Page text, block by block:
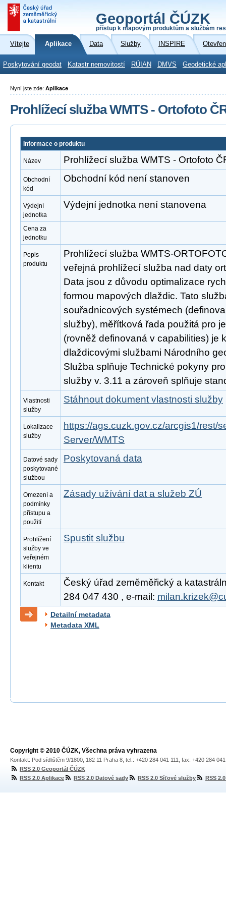
Geoportál ČÚZK
přístup k mapovým produktům a službám
Vítejte Aplikace Data Služby INSPIRE
Poskytování geodat Katastr nemovitostí RÚIAN DMVS Geodetické
Nyní jste zde: Aplikace
Prohlížecí služba WMTS - Ortofoto
Informace o produktu
Název Prohlížecí služba WMTS - Ortofoto
Obchodní
kód
Obchodní kód není stanoven
Výdejní
jednotka
Výdejní jednotka není stanovena
Cena za
jednotku
Popis
produktu
Prohlížecí služba WMTS-
veřejná prohlížecí služba nad daty
Data jsou z důvodu optimalizace
formou mapových dlaždic. Tato
souřadnicových systémech
služby), měřítková řada použitá pro
(rovněž definovaná v capabilities) je
dlaždicovými službami Národního
Služba splňuje Technické pokyny
služby v. 3.11 a zároveň splňuje
Vlastnosti
služby
Stáhnout dokument vlastnosti služby
Lokalizace
služby
https://ags.cuzk.gov.cz/arcgis1/rest/
Server/WMTS
Datové sady
poskytované
službou
Poskytovaná data
Omezení a
podmínky
přístupu a
použití
Zásady užívání dat a služeb ZÚ
Prohlížení
služby ve
veřejném
klientu
Spustit službu
Kontakt
Český úřad zeměměřický a
284 047 430 , e-mail:
Detailní metadata
Metadata XML
Copyright © 2010 ČÚZK, Všechna práva vyhrazena
Kontakt: Pod sídlištěm 9/1800, 182 11 Praha 8, tel.: +420 284 041 111, fax: +420 284
RSS 2.0 Geoportál ČÚZK
RSS 2.0 Aplikace
RSS 2.0 Datové sady RSS 2.0 Síťové služby RSS